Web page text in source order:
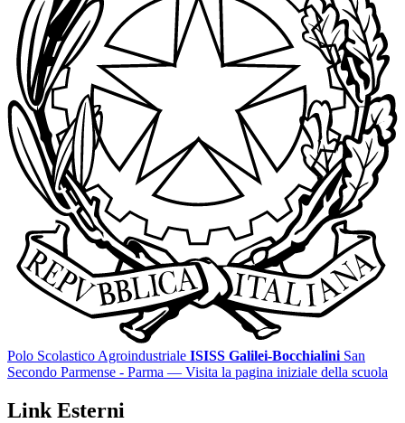
Polo Scolastico Agroindustriale ISISS Galilei-Bocchialini San
Secondo Parmense - Parma — Visita la pagina iniziale della scuola
Link Esterni